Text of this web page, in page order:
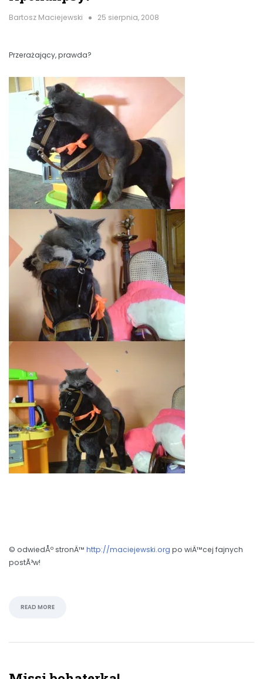
Bartosz Maciejewski 25 sierpnia, 2008
Przerażający, prawda?
© odwiedÅº stronÄ™ http://maciejewski.org po wiÄ™cej fajnych
postÃ³w!
READ MORE